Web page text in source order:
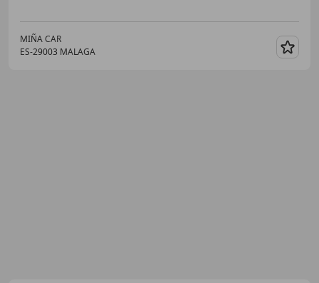
MIÑA CAR
ES-29003 MALAGA